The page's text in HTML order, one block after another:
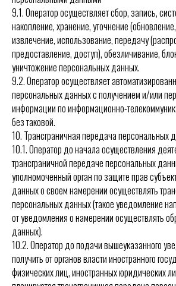
9.1. Оператор осуществляет сбор, запись,
накопление, хранение, уточнение
извлечение, использование, передачу
предоставление, доступ), обезличивание,
уничтожение персональных данных.
9.2. Оператор осуществляет
персональных данных с получением и/или
информации по информационно-
без таковой.
10. Трансграничная передача персональных
10.1. Оператор до начала осуществления
трансграничной передаче персональных
уполномоченный орган по защите прав
данных о своем намерении осуществлять
персональных данных (такое уведомление
от уведомления о намерении осуществлять
данных).
10.2. Оператор до подачи вышеуказанного
получить от органов власти иностранного
физических лиц, иностранных юридических